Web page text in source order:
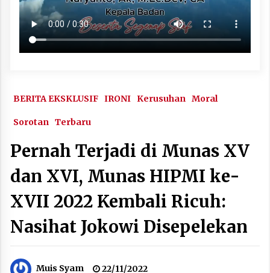
BERITA EKSKLUSIF IRONI Kerusuhan Moral
Sorotan Terbaru
Pernah Terjadi di Munas XV
dan XVI, Munas HIPMI ke-
XVII 2022 Kembali Ricuh:
Nasihat Jokowi Disepelekan
Muis Syam 22/11/2022